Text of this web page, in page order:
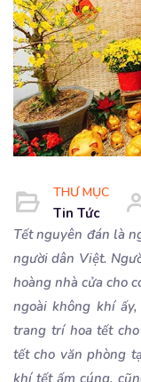
THƯ MỤC
Tin Tức
Tết nguyên đán là
người dân Việt.
hoàng nhà cửa cho
ngoài không khí
trang trí hoa tết
tết cho văn phòng
khí tết ấm cúng,